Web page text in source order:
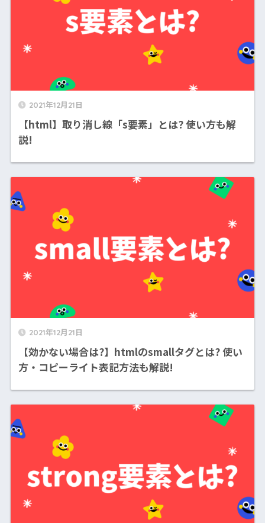
2021年12月21日
【html】取り消し線「s要素」とは? 使い方も解
説!
2021年12月21日
【効かない場合は?】htmlのsmallタグとは? 使い
方・コピーライト表記方法も解説!